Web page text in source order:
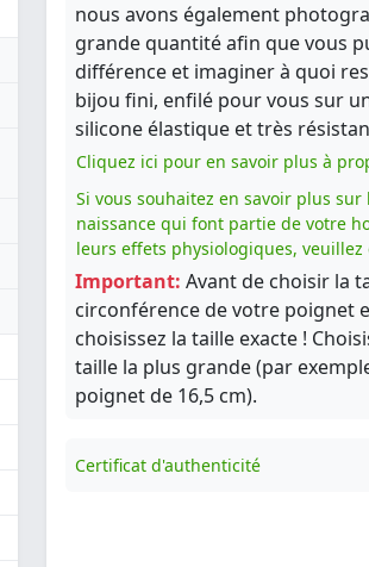
nous avons également
grande quantité afin que vous
différence et imaginer à quoi
bijou fini, enfilé pour vous sur
silicone élastique et très
Cliquez ici pour en savoir plus à
Si vous souhaitez en savoir plus
naissance qui font partie de votre
leurs effets physiologiques,
Important: Avant de choisir la
circonférence de votre poignet
choisissez la taille exacte !
taille la plus grande (par
poignet de 16,5 cm).
Certificat d'authenticité